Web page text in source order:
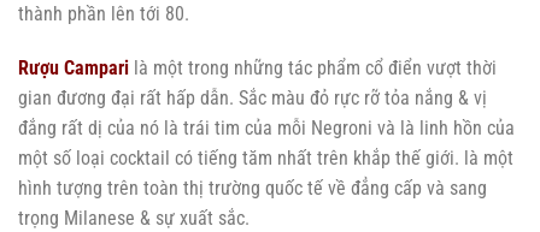
thành phần lên tới 80.
Rượu Campari là một trong những tác phẩm cổ điển vượt thời
gian đương đại rất hấp dẫn. Sắc màu đỏ rực rỡ tỏa nắng & vị
đắng rất dị của nó là trái tim của mỗi Negroni và là linh hồn của
một số loại cocktail có tiếng tăm nhất trên khắp thế giới. là một
hình tượng trên toàn thị trường quốc tế về đẳng cấp và sang
trọng Milanese & sự xuất sắc.